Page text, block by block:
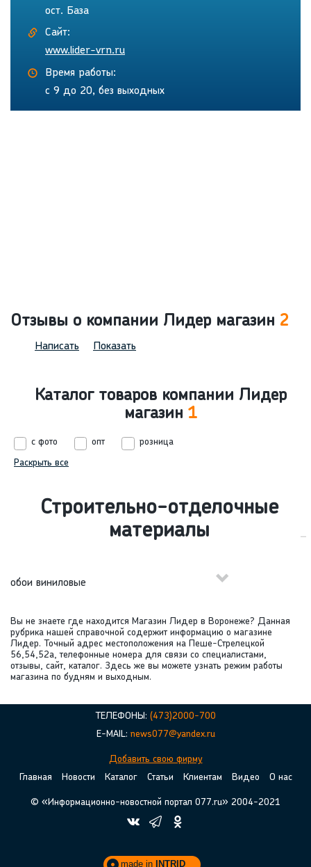
ост. База
Сайт:
www.lider-vrn.ru
Время работы:
с 9 до 20, без выходных
Отзывы о компании Лидер магазин 2
Написать Показать
Каталог товаров компании Лидер
магазин 1
с фото опт
розница
Раскрыть все
Строительно-отделочные
материалы
обои виниловые
Вы не знаете где находится Магазин Лидер в Воронеже? Данная
рубрика нашей справочной содержит информацию о магазине
Лидер. Точный адрес местоположения на Пеше-Стрелецкой
56,54,52а, телефонные номера для связи со специалистами,
отзывы, сайт, каталог. Здесь же вы можете узнать режим работы
магазина по будням и выходным.
ТЕЛЕФОНЫ: (473)2000-700
E-MAIL: news077@yandex.ru
Добавить свою фирму
Главная
Новости Каталог Статьи Клиентам Видео О нас
© «Информационно-новостной портал 077.ru» 2004-2021
made in INTRID